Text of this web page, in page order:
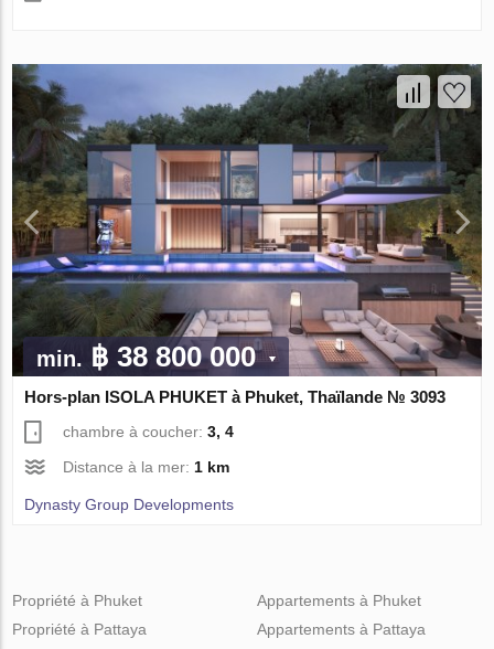
min. ฿ 38 800 000
Hors-plan ISOLA PHUKET à Phuket, Thaïlande № 3093
chambre à coucher:3, 4
Distance à la mer:1 km
Dynasty Group Developments
Propriété à Phuket
Propriété à Pattaya
Appartements à Phuket
Appartements à Pattaya